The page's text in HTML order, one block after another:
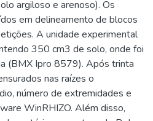
argiloso e arenoso). Os
em delineamento de blocos
A unidade experimental
350 cm3 de solo, onde foi
(BMX Ipro 8579). Após trinta
nas raízes o
número de extremidades e
WinRHIZO. Além disso,